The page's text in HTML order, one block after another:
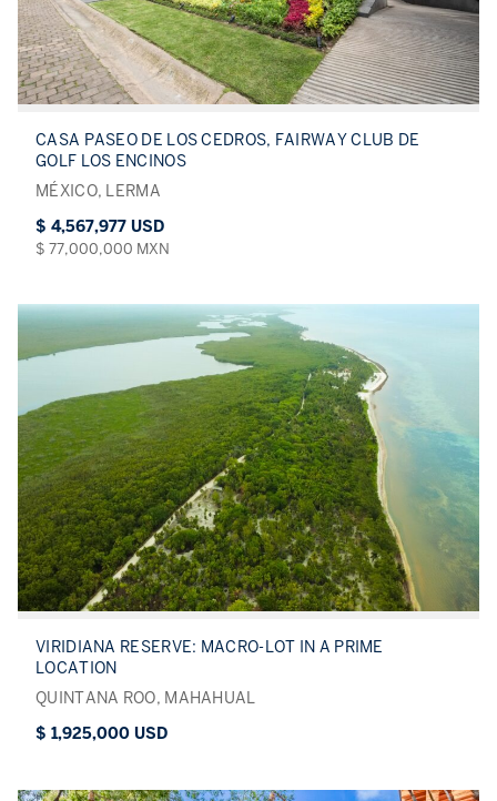
CASA PASEO DE LOS CEDROS, FAIRWAY CLUB DE
GOLF LOS ENCINOS
MÉXICO, LERMA
$ 4,567,977 USD
$ 77,000,000 MXN
VIRIDIANA RESERVE: MACRO-LOT IN A PRIME
LOCATION
QUINTANA ROO, MAHAHUAL
$ 1,925,000 USD